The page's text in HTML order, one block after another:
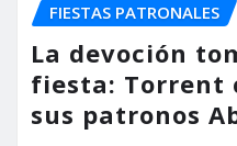
FIESTAS PATRONALES
La devoción
fiesta: Torrent
sus patronos